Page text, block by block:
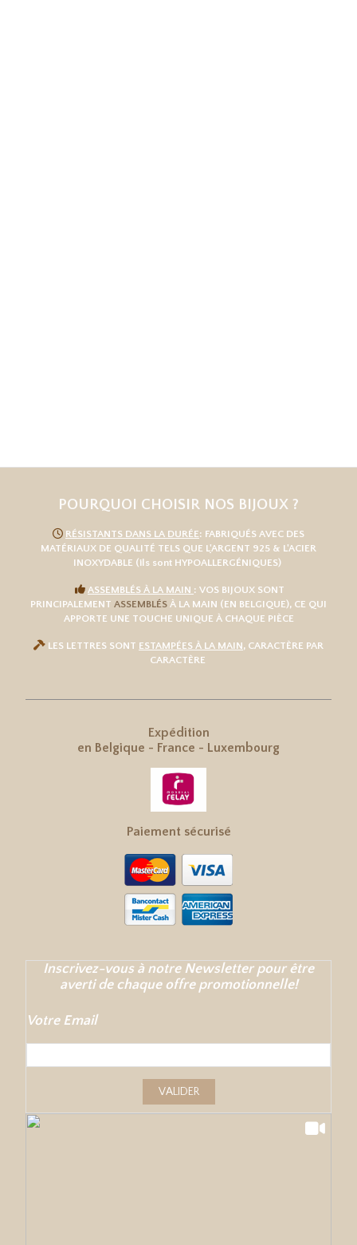
POURQUOI CHOISIR NOS BIJOUX ?
 RÉSISTANTS DANS LA DURÉE: FABRIQUÉS AVEC DES
MATÉRIAUX DE QUALITÉ TELS QUE L 'ARGENT 925 & L'ACIER
INOXYDABLE (ils sont HYPOALLERGÉNIQUES)
 ASSEMBLÉS À LA MAIN : VOS BIJOUX SONT
PRINCIPALEMENT ASSEMBLÉS À LA MAIN (EN BELGIQUE), CE QUI
APPORTE UNE TOUCHE UNIQUE À CHAQUE PIÈCE
 LES LETTRES SONT ESTAMPÉES À LA MAIN, CARACTÈRE PAR
CARACTÈRE
Expédition
en Belgique - France - Luxembourg
Paiement sécurisé
Inscrivez-vous à notre Newsletter pour être
averti de chaque offre promotionnelle!
Votre Email
VALIDER